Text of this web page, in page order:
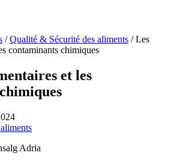
/Qualité & Sécurité des aliments /Les
contaminants chimiques
et les